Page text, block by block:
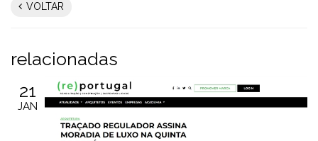
VOLTAR
relacionadas
21
JAN